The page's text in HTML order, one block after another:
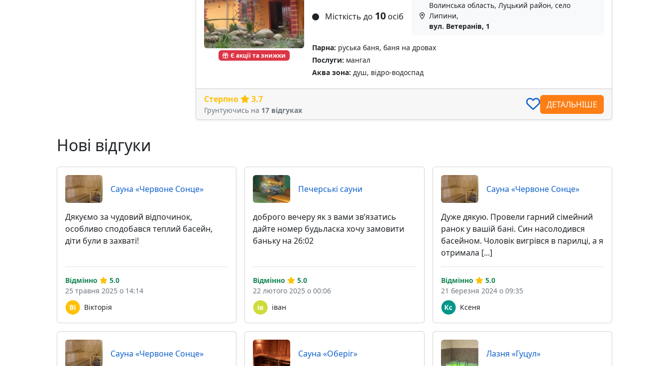
Є акції та знижки
Місткість до 10осіб
Волинська область, Луцький район, село
Липини,
вул. Ветеранів, 1
Парна: руська баня, баня на дровах
Послуги: мангал
Аква зона: душ, відро-водоспад
Стерпно 3.7
Грунтуючись на 17 відгуках
ДЕТАЛЬНІШЕ
Нові відгуки
Сауна «Червоне Сонце»
Дякуємо за чудовий відпочинок,
особливо сподобався теплий басейн,
діти були в захваті!
Вікторія
Відмінно
5.0
25 травня 2025 о 14:14
Печерські сауни
доброго вечеру як з вами звʼязатись
дайте номер будьласка хочу замовити
баньку на 26:02
іван
Відмінно
5.0
22 лютого 2025 о 00:06
Сауна «Червоне Сонце»
Дуже дякую. Провели гарний сімейний
ранок у вашій бані. Син насолодився
басейном. Чоловік вигрівся в парилці, а я
отримала [...]
Ксеня
Відмінно
5.0
21 березня 2024 о 09:35
Сауна «Червоне Сонце» Сауна «Оберіг» Лазня «Гуцул»